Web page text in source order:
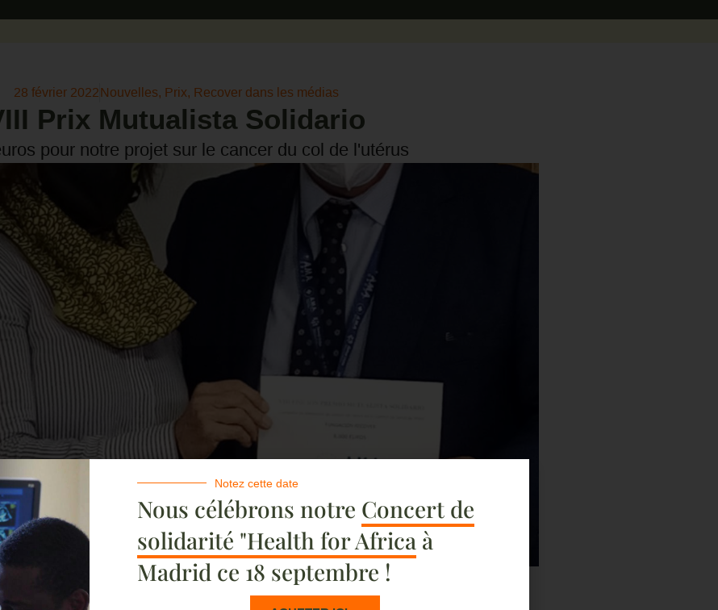
28 février 2022Nouvelles, Prix, Recover dans les médias
Prix Mutualista Solidario
pour notre projet sur le cancer du col de l'utérus
Notez cette date
Nous célébrons notre Concert de
solidarité "Health for Africa à
Madrid ce 18 septembre !